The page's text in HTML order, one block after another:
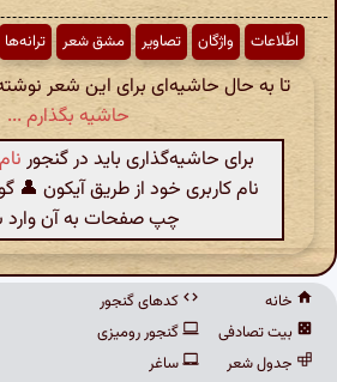
اطّلاعات واژگان تصاویر مشق شعر ترانه‌ها
تا به حال حاشیه‌ای برای این شعر
حاشیه بگذارم ...
برای حاشیه‌گذاری باید در گنجور
نام کاربری خود از طریق آیکون
چپ صفحات به آن وارد
خانه
بیت تصادفی
جدول شعر
کدهای گنجور
گنجور رومیزی
ساغر